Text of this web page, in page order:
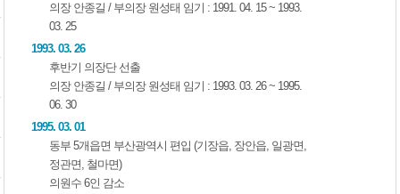
의장 안종길 / 부의장 원성태 임기 : 1991. 04. 15 ~ 1993.
03. 25
1993. 03. 26
후반기 의장단 선출
의장 안종길 / 부의장 원성태 임기 : 1993. 03. 26 ~ 1995.
06. 30
1995. 03. 01
동부 5개읍면 부산광역시 편입 (기장읍, 장안읍, 일광면,
정관면, 철마면)
의원수 6인 감소